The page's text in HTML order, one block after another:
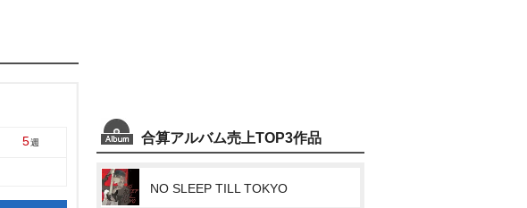
5週 合算アルバム売上TOP3作品
NO SLEEP TILL TOKYO